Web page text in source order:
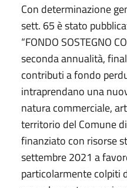
Con determinazione
sett. 65 è stato
“FONDO SOSTEGNO
seconda annualità,
contributi a fondo
intraprendano una
natura commerciale,
territorio del Comune
finanziato con risorse
settembre 2021 a
particolarmente colpiti